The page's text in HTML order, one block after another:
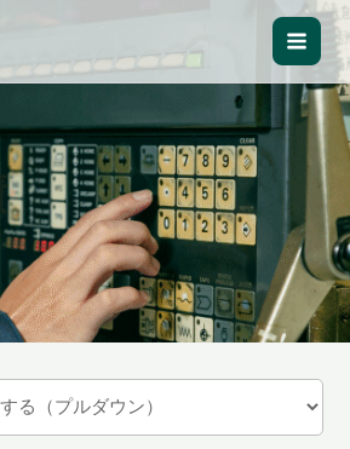
Main